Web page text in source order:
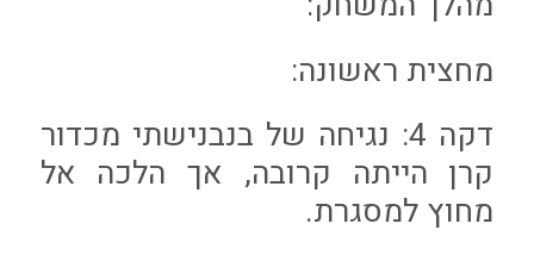
מחצית ראשונה:
דקה 4: נגיחה של בנבנישתי מכדור
קרן הייתה קרובה, אך הלכה אל
מחוץ למסגרת.